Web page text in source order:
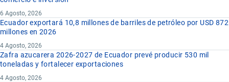
6 Agosto, 2026
Ecuador exportará 10,8 millones de barriles de petróleo por USD 872
millones en 2026
4 Agosto, 2026
Zafra azucarera 2026-2027 de Ecuador prevé producir 530 mil
toneladas y fortalecer exportaciones
4 Agosto, 2026